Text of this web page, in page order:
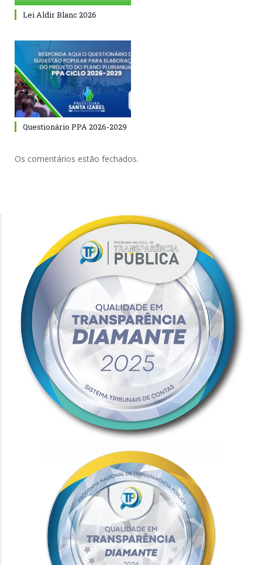
Lei Aldir Blanc 2026
Questionário PPA 2026-2029
Os comentários estão fechados.